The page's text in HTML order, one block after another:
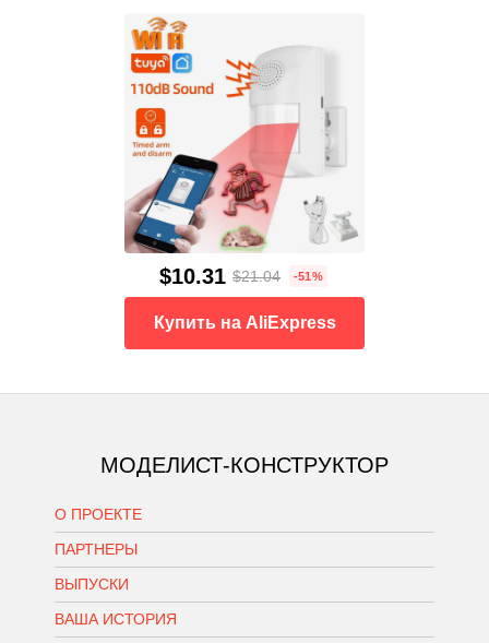
$10.31 $21.04 -51%
Купить на AliExpress
МОДЕЛИСТ-КОНСТРУКТОР
О ПРОЕКТЕ
ПАРТНЕРЫ
ВЫПУСКИ
ВАША ИСТОРИЯ